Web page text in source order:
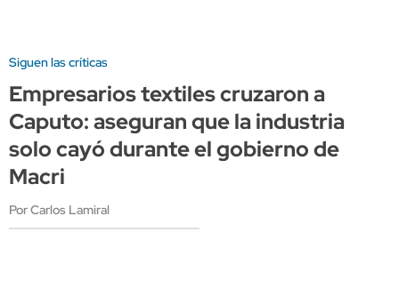
Siguen las críticas
Empresarios textiles cruzaron a
Caputo: aseguran que la industria
solo cayó durante el gobierno de
Macri
Por Carlos Lamiral